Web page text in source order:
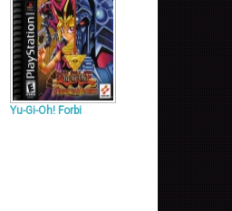
Yu-Gi-Oh! Forbi